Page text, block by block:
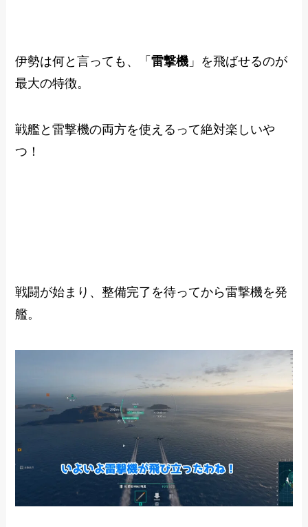
伊勢は何と言っても、「雷撃機 」を飛ばせるのが
最大の特徴。
戦艦と雷撃機の両方を使えるって絶対楽しいや
つ！
戦闘が始まり、整備完了を待ってから雷撃機を発
艦。